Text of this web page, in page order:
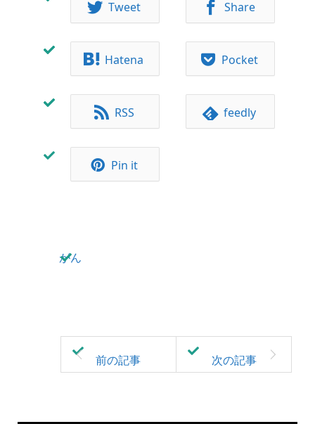
Tweet Share
Hatena Pocket
RSS feedly
Pin it
がん